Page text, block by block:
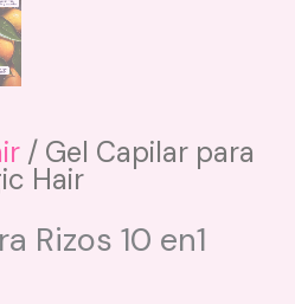
/ Gel Capilar para
Hair
Rizos 10 en1